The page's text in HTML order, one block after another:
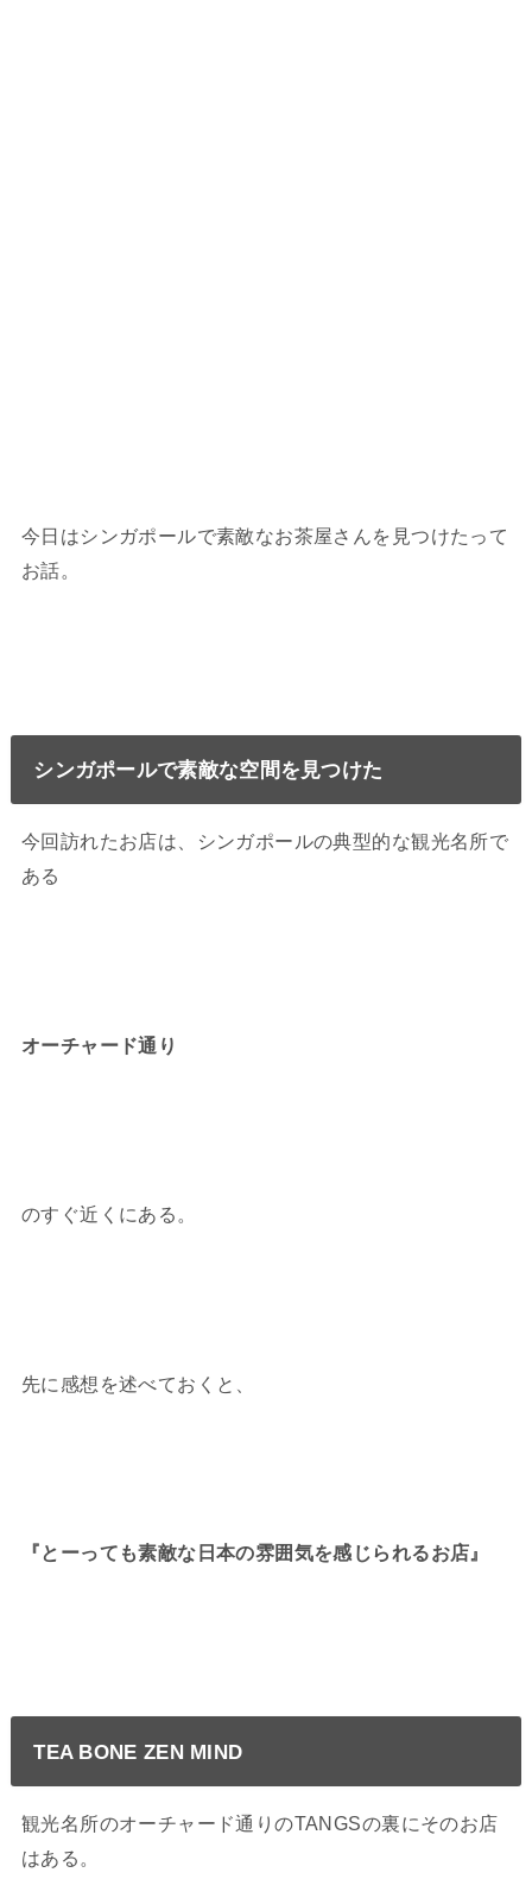
今日はシンガポールで素敵なお茶屋さんを見つけたって
お話。
シンガポールで素敵な空間を見つけた
今回訪れたお店は、シンガポールの典型的な観光名所で
ある
オーチャード通り
のすぐ近くにある。
先に感想を述べておくと、
『とーっても素敵な日本の雰囲気を感じられるお店』
TEA BONE ZEN MIND
観光名所のオーチャード通りのTANGSの裏にそのお店
はある。